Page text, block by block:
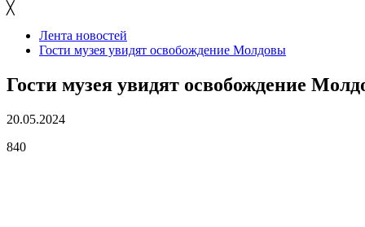
╳
Лента новостей
Гости музея увидят освобождение Молдовы
Гости музея увидят освобождение
20.05.2024
840